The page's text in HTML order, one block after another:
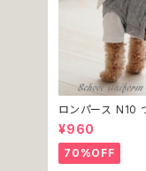
ロンパース N10
ェック柄 グレー
コスプレ ドッグ
ペット 服 犬服
いい 小型犬 返品
¥960
70%OFF